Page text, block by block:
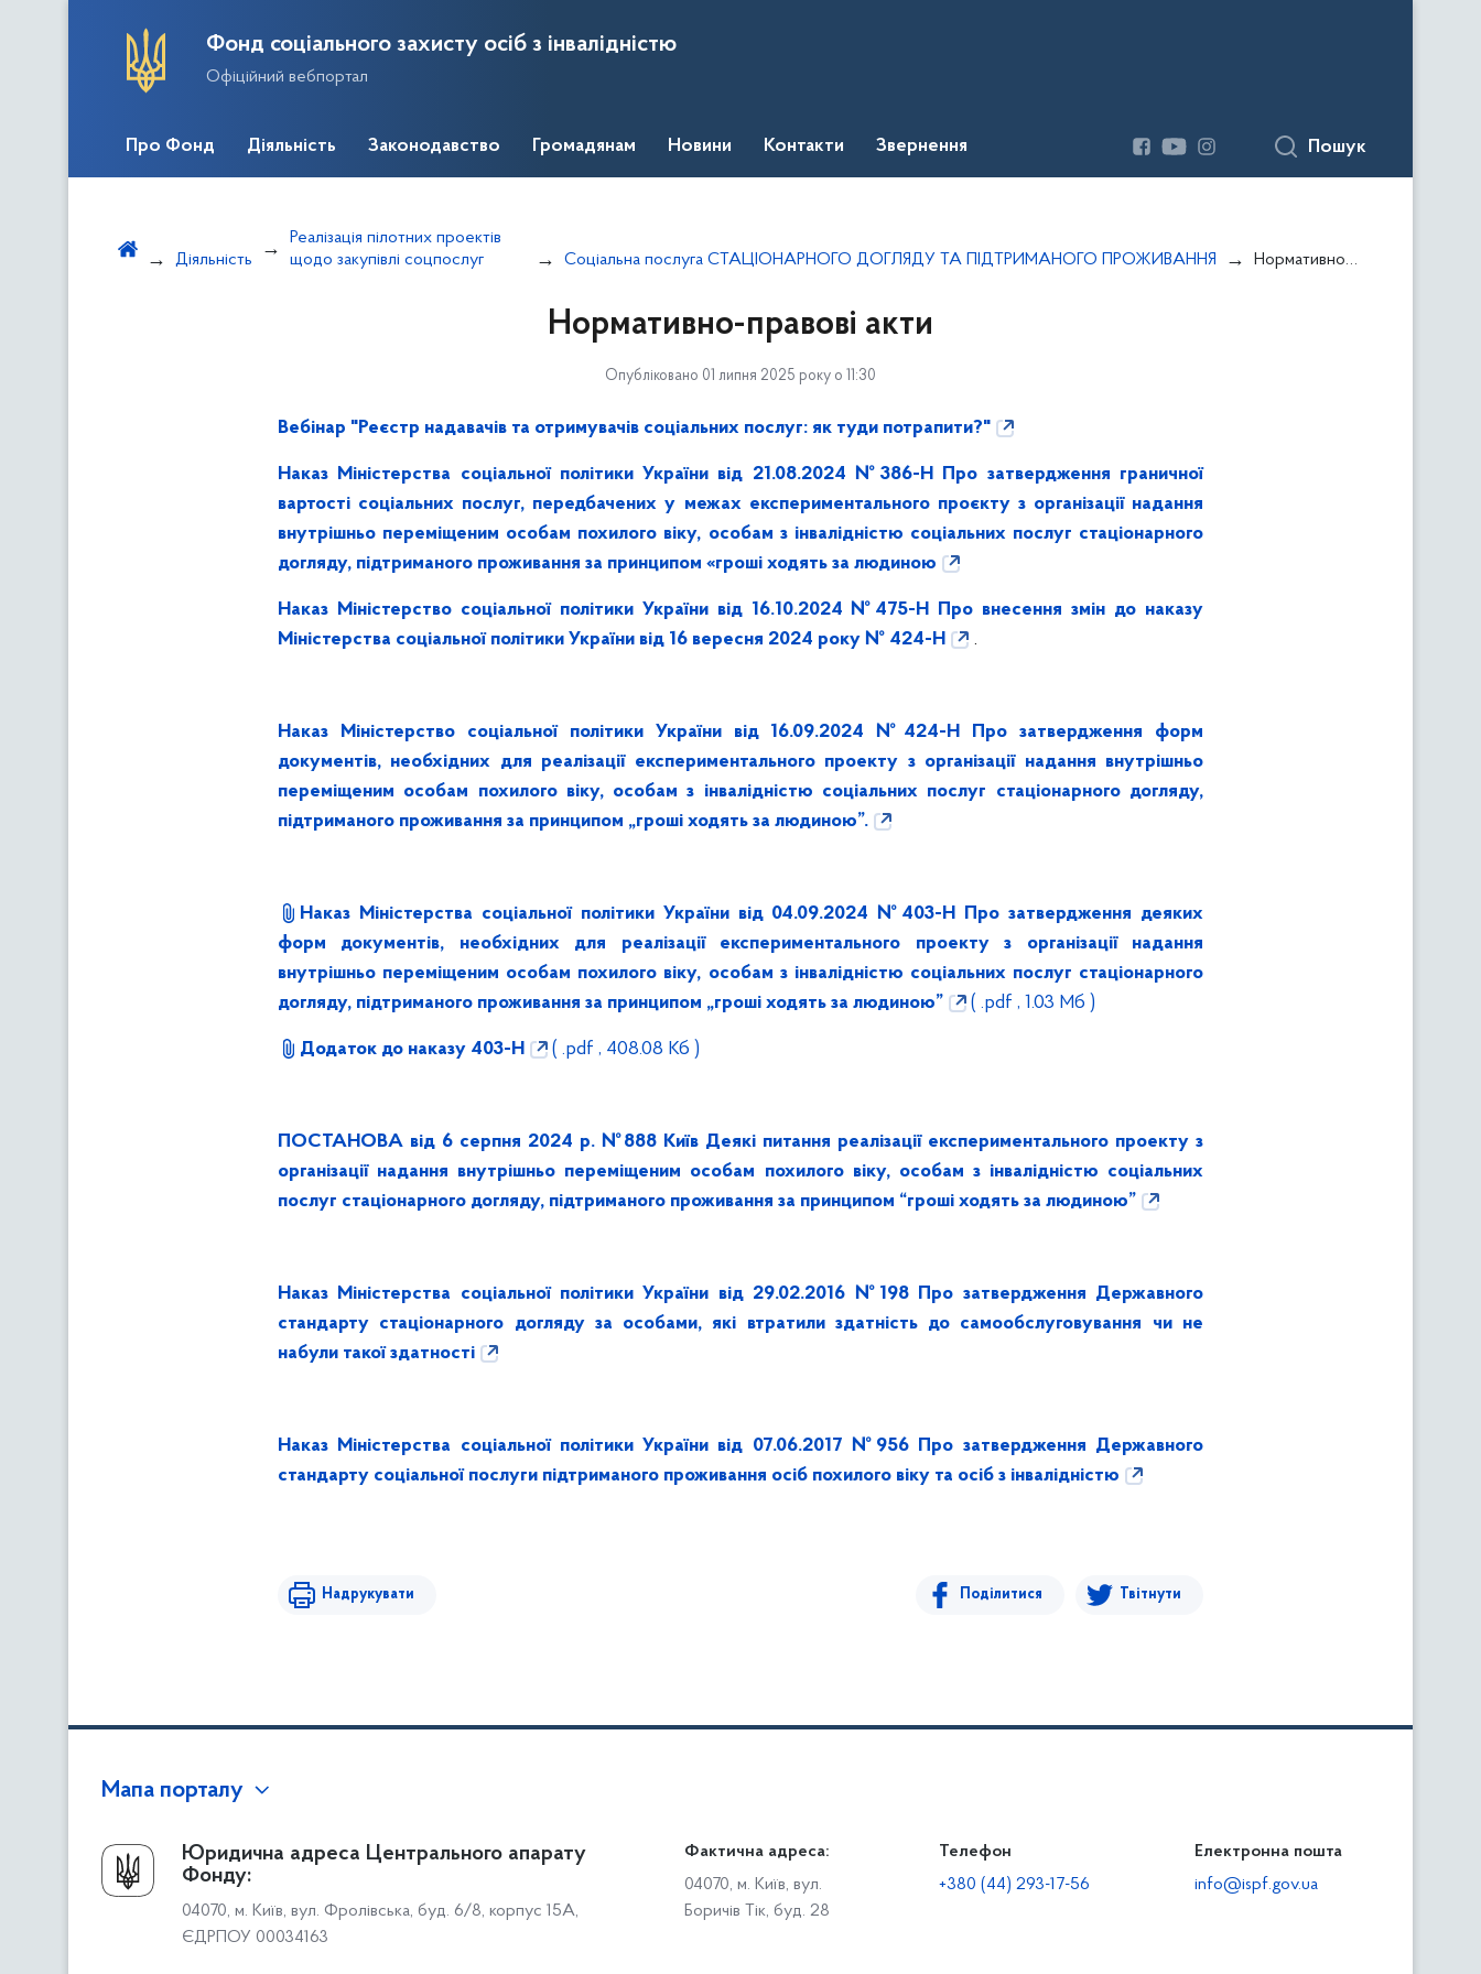
Фонд соціального захисту осіб з інвалідністю
Офіційний вебпортал
Про Фонд Діяльність Законодавство Громадянам Новини Контакти Звернення Пошук
Діяльність
Реалізація пілотних проектів
щодо закупівлі соцпослуг
Соціальна послуга СТАЦІОНАРНОГО ДОГЛЯДУ ТА ПІДТРИМАНОГО ПРОЖИВАННЯ Нормативно-правові акти
Нормативно-правові акти
Опубліковано 01 липня 2025 року о 11:30
Вебінар "Реєстр надавачів та отримувачів соціальних послуг: як туди потрапити?"
Наказ Міністерства соціальної політики України від 21.08.2024 №386-Н Про затвердження граничної
вартості соціальних послуг, передбачених у межах експериментального проєкту з організації надання
внутрішньо переміщеним особам похилого віку, особам з інвалідністю соціальних послуг стаціонарного
догляду, підтриманого проживання за принципом «гроші ходять за людиною
Наказ Міністерство соціальної політики України від 16.10.2024 №475-Н Про внесення змін до наказу
Міністерства соціальної політики України від 16 вересня 2024 року № 424-Н
.
Наказ Міністерство соціальної політики України від 16.09.2024 №424-Н Про затвердження форм
документів, необхідних для реалізації експериментального проекту з організації надання внутрішньо
переміщеним особам похилого віку, особам з інвалідністю соціальних послуг стаціонарного догляду,
підтриманого проживання за принципом „гроші ходять за людиною”.
Наказ Міністерства соціальної політики України від 04.09.2024 №403-Н Про затвердження деяких
форм документів, необхідних для реалізації експериментального проекту з організації надання
внутрішньо переміщеним особам похилого віку, особам з інвалідністю соціальних послуг стаціонарного
догляду, підтриманого проживання за принципом „гроші ходять за людиною”
( .pdf , 1.03 Мб )
Додаток до наказу 403-Н ( .pdf , 408.08 Кб )
ПОСТАНОВА від 6 серпня 2024 р. №888 Київ Деякі питання реалізації експериментального проекту з
організації надання внутрішньо переміщеним особам похилого віку, особам з інвалідністю соціальних
послуг стаціонарного догляду, підтриманого проживання за принципом “гроші ходять за людиною”
Наказ Міністерства соціальної політики України від 29.02.2016 №198 Про затвердження Державного
стандарту стаціонарного догляду за особами, які втратили здатність до самообслуговування чи не
набули такої здатності
Наказ Міністерства соціальної політики України від 07.06.2017 №956 Про затвердження Державного
стандарту соціальної послуги підтриманого проживання осіб похилого віку та осіб з інвалідністю
Надрукувати Поділитися Твітнути
Мапа порталу
Про Фонд
Керівництво
Структура Фонду
Територіальні відділення
Громадянам
Доступ до публічної інформації
Звіти щодо роботи із запитами на отримання публічної
Діяльність
Роботодавцям
Юридична адреса Центрального апарату
Фонду:
04070, м. Київ, вул. Фролівська, буд. 6/8, корпус 15А,
ЄДРПОУ 00034163
Фактична адреса:
04070, м. Київ, вул.
Боричів Тік, буд. 28
Телефон
+380 (44) 293-17-56
Електронна пошта
info@ispf.gov.ua